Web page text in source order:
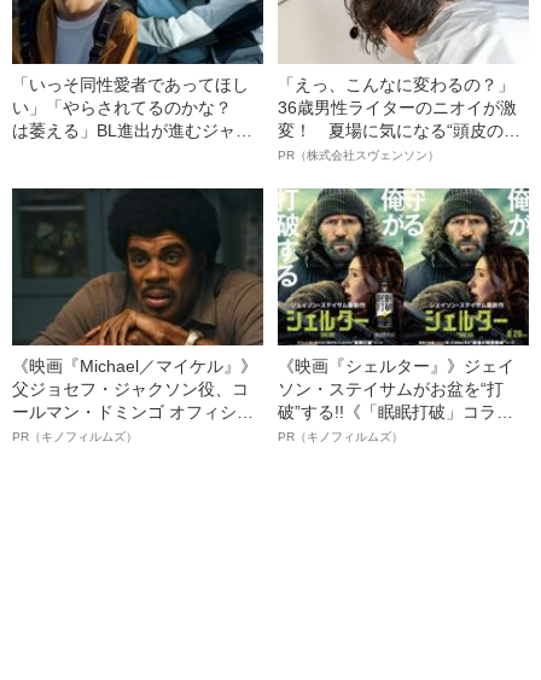
「いっそ同性愛者であってほし
い」「やらされてるのかな？
は萎える」BL進出が進むジャニ
「えっ、こんなに変わるの？」
36歳男性ライターのニオイが激
変！ 夏場に気になる“頭皮のニ
オイ”や“ベタつき”を解消す
ト”が生み出した徹底ケアとは
PR（株式会社スヴェンソン）
《映画『Michael／マイケル』》
父ジョセフ・ジャクソン役、コ
ールマン・ドミンゴ オフィシャ
ルインタビュー“観客を魅了した
PR（キノフィルムズ）
《映画『シェルター』》ジェイ
ソン・ステイサムがお盆を“打
破”する!!《「眠眠打破」コラ
ボ》
PR（キノフィルムズ）